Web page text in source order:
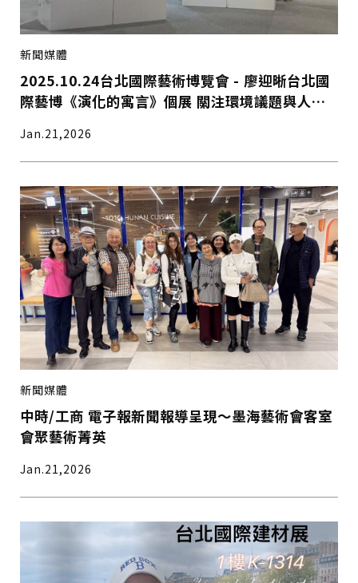
新聞媒體
2025.10.24台北國際藝術博覽會 - 廖迎晰台北國
際藝博《演化的寓言》個展 關注環境議題與人類
Jan.21,2026
新聞媒體
中時/工商 電子報新聞報導呈現～墨海藝術會客室
會聚藝術菁英
Jan.21,2026